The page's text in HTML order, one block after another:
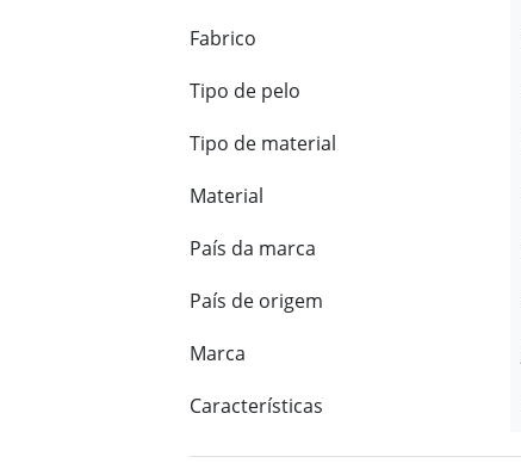
Fabrico
Tipo de pelo
Tipo de material
Material
País da marca
País de origem
Marca
Características